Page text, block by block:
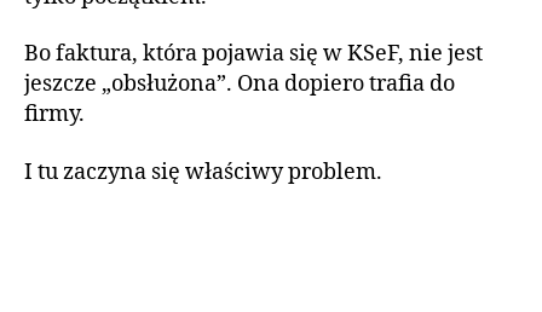
Bo faktura, która pojawia się w KSeF, nie jest
jeszcze „obsłużona”. Ona dopiero trafia do
firmy.
I tu zaczyna się właściwy problem.